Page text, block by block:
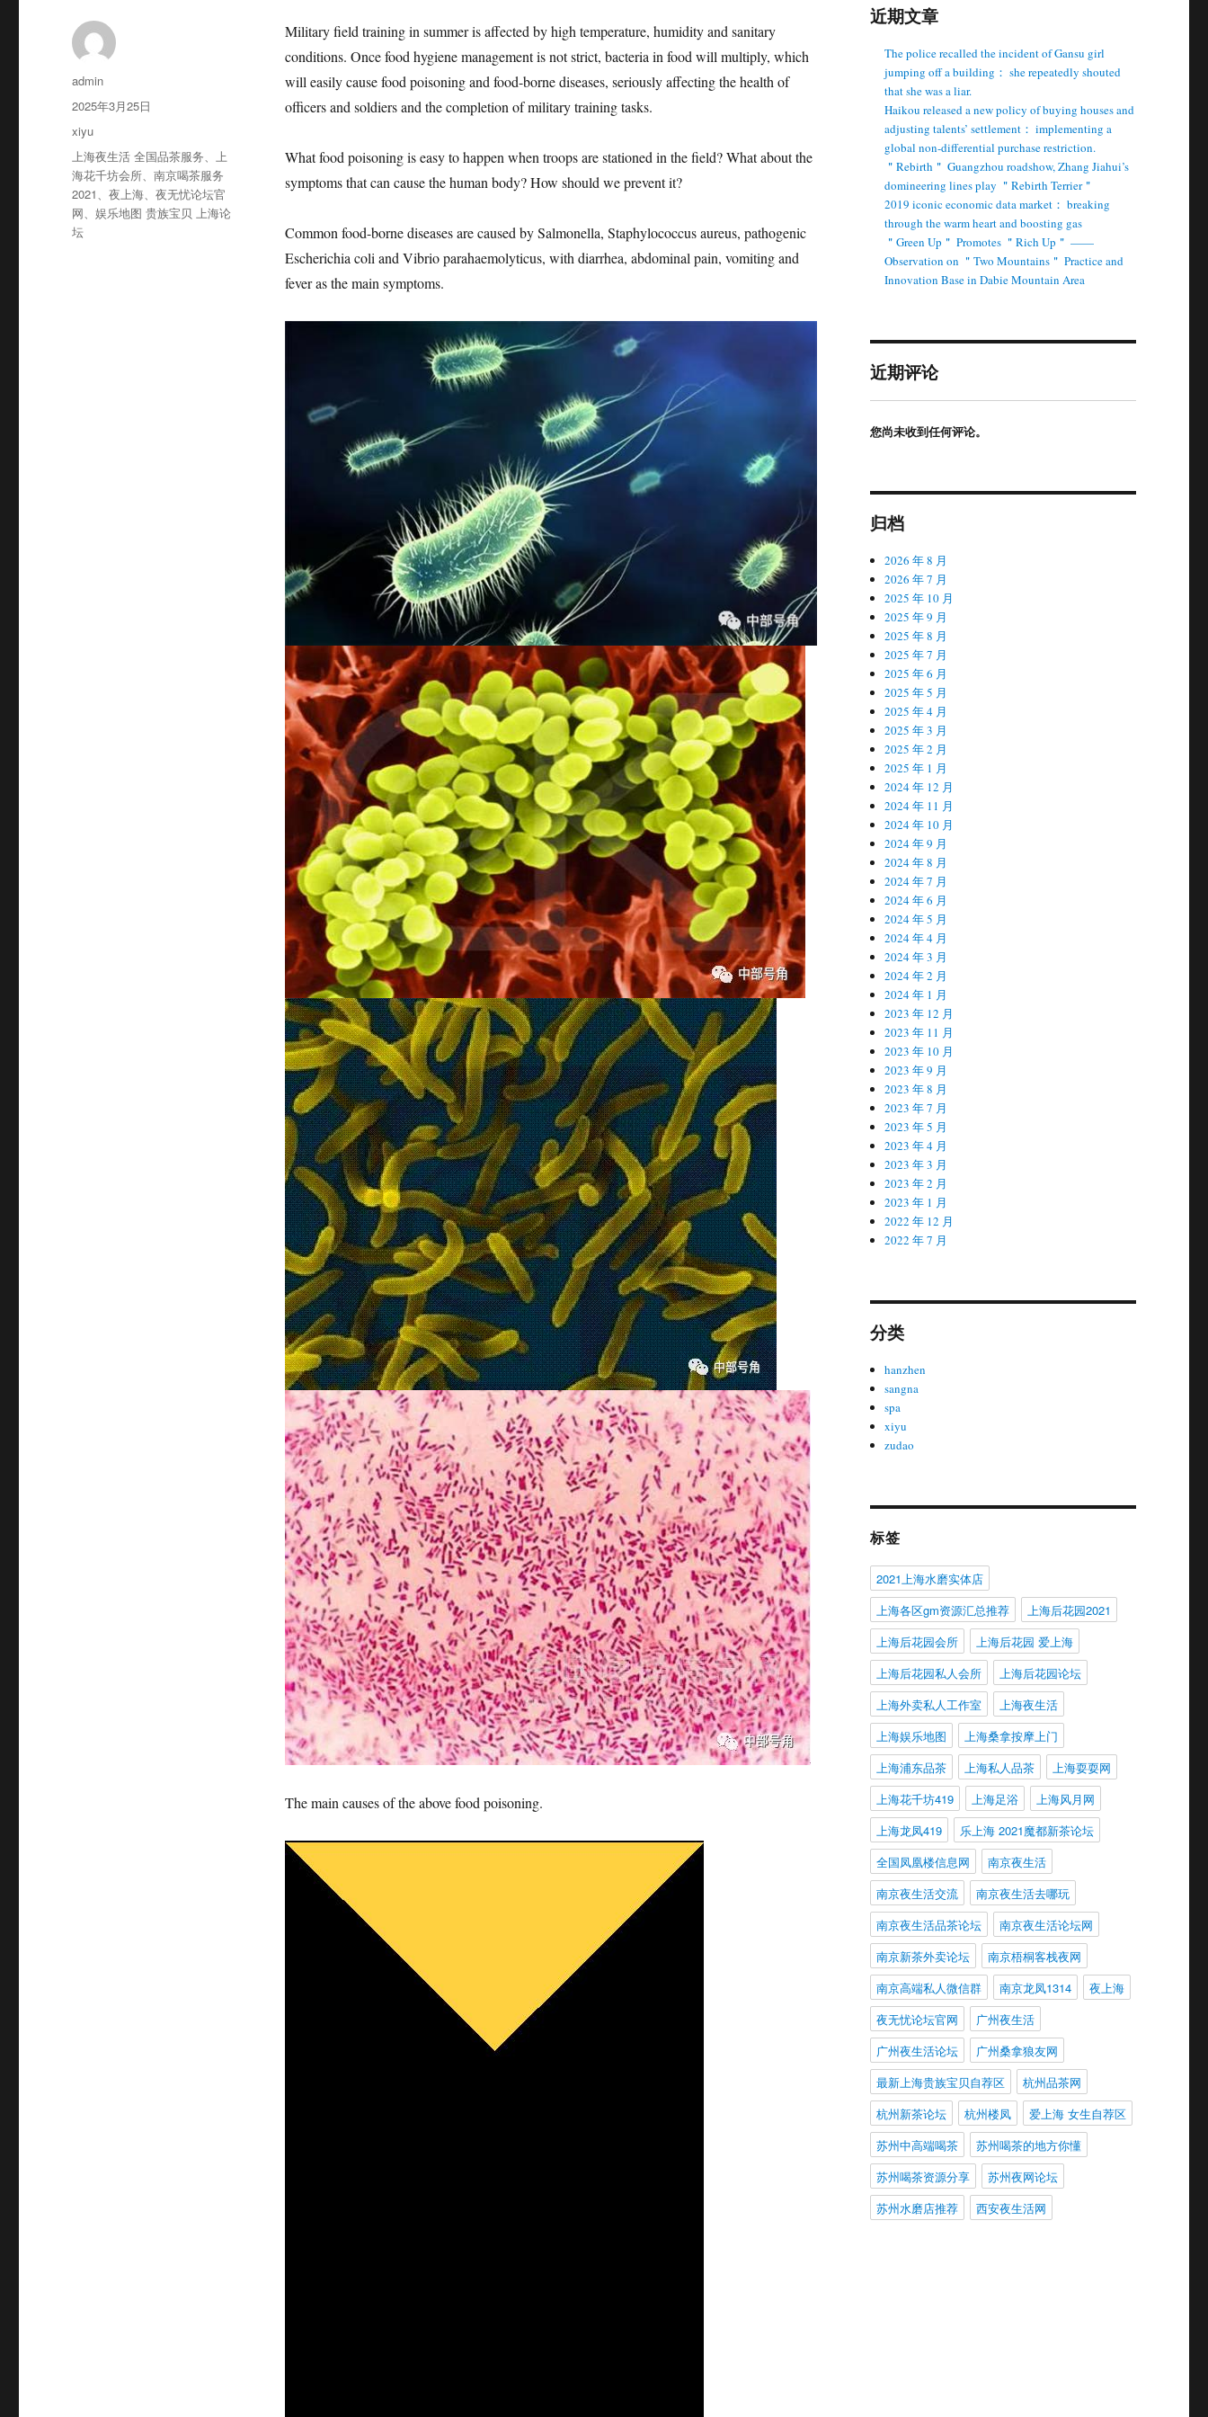
Military field training in summer is affected by high temperature, humidity and sanitary
conditions. Once food hygiene management is not strict, bacteria in food will multiply, which
will easily cause food poisoning and food-borne diseases, seriously affecting the health of
officers and soldiers and the completion of military training tasks.
What food poisoning is easy to happen when troops are stationed in the field? What about the
symptoms that can cause the human body? How should we prevent it?
Common food-borne diseases are caused by Salmonella, Staphylococcus aureus, pathogenic
Escherichia coli and Vibrio parahaemolyticus, with diarrhea, abdominal pain, vomiting and
fever as the main symptoms.
The main causes of the above food poisoning.
作
者
admin
发
布
于
2025年3月25日
分
类
xiyu
标
签
上海夜生活 全国品茶服务、上
海花千坊会所、南京喝茶服务
2021、夜上海、夜无忧论坛官
网、娱乐地图 贵族宝贝 上海论
坛
近期文章
The police recalled the incident of Gansu girl
jumping off a building： she repeatedly shouted
that she was a liar.
Haikou released a new policy of buying houses and
adjusting talents’ settlement： implementing a
global non-differential purchase restriction.
＂Rebirth＂ Guangzhou roadshow, Zhang Jiahui’s
domineering lines play ＂Rebirth Terrier＂
2019 iconic economic data market： breaking
through the warm heart and boosting gas
＂Green Up＂ Promotes ＂Rich Up＂ ——
Observation on ＂Two Mountains＂ Practice and
Innovation Base in Dabie Mountain Area
近期评论
您尚未收到任何评论。
归档
2026 年 8 月
2026 年 7 月
2025 年 10 月
2025 年 9 月
2025 年 8 月
2025 年 7 月
2025 年 6 月
2025 年 5 月
2025 年 4 月
2025 年 3 月
2025 年 2 月
2025 年 1 月
2024 年 12 月
2024 年 11 月
2024 年 10 月
2024 年 9 月
2024 年 8 月
2024 年 7 月
2024 年 6 月
2024 年 5 月
2024 年 4 月
2024 年 3 月
2024 年 2 月
2024 年 1 月
2023 年 12 月
2023 年 11 月
2023 年 10 月
2023 年 9 月
2023 年 8 月
2023 年 7 月
2023 年 5 月
2023 年 4 月
2023 年 3 月
2023 年 2 月
2023 年 1 月
2022 年 12 月
2022 年 7 月
分类
hanzhen
sangna
spa
xiyu
zudao
标签
2021上海水磨实体店
上海各区gm资源汇总推荐
上海后花园2021
上海后花园会所
上海后花园 爱上海
上海后花园私人会所
上海后花园论坛
上海外卖私人工作室
上海夜生活
上海娱乐地图
上海桑拿按摩上门
上海浦东品茶
上海私人品茶
上海耍耍网
上海花千坊419
上海足浴
上海风月网
上海龙凤419
乐上海 2021魔都新茶论坛
全国凤凰楼信息网
南京夜生活
南京夜生活交流
南京夜生活去哪玩
南京夜生活品茶论坛
南京夜生活论坛网
南京新茶外卖论坛
南京梧桐客栈夜网
南京高端私人微信群
南京龙凤1314
夜上海
夜无忧论坛官网
广州夜生活
广州夜生活论坛
广州桑拿狼友网
最新上海贵族宝贝自荐区
杭州品茶网
杭州新茶论坛
杭州楼凤
爱上海 女生自荐区
苏州中高端喝茶
苏州喝茶的地方你懂
苏州喝茶资源分享
苏州夜网论坛
苏州水磨店推荐
西安夜生活网